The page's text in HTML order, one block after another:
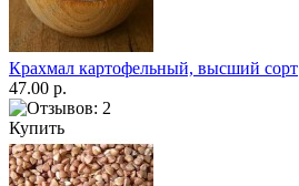
Крахмал картофельный, высший сорт
47.00 р.
Купить